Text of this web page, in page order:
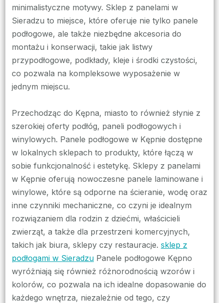
minimalistyczne motywy. Sklep z panelami w
Sieradzu to miejsce, które oferuje nie tylko panele
podłogowe, ale także niezbędne akcesoria do
montażu i konserwacji, takie jak listwy
przypodłogowe, podkłady, kleje i środki czystości,
co pozwala na kompleksowe wyposażenie w
jednym miejscu.
Przechodząc do Kępna, miasto to również słynie z
szerokiej oferty podłóg, paneli podłogowych i
winylowych. Panele podłogowe w Kępnie dostępne
w lokalnych sklepach to produkty, które łączą w
sobie funkcjonalność i estetykę. Sklepy z panelami
w Kępnie oferują nowoczesne panele laminowane i
winylowe, które są odporne na ścieranie, wodę oraz
inne czynniki mechaniczne, co czyni je idealnym
rozwiązaniem dla rodzin z dziećmi, właścicieli
zwierząt, a także dla przestrzeni komercyjnych,
takich jak biura, sklepy czy restauracje. sklep z
podłogami w SieradzuPanele podłogowe Kępno
wyróżniają się również różnorodnością wzorów i
kolorów, co pozwala na ich idealne dopasowanie do
każdego wnętrza, niezależnie od tego, czy